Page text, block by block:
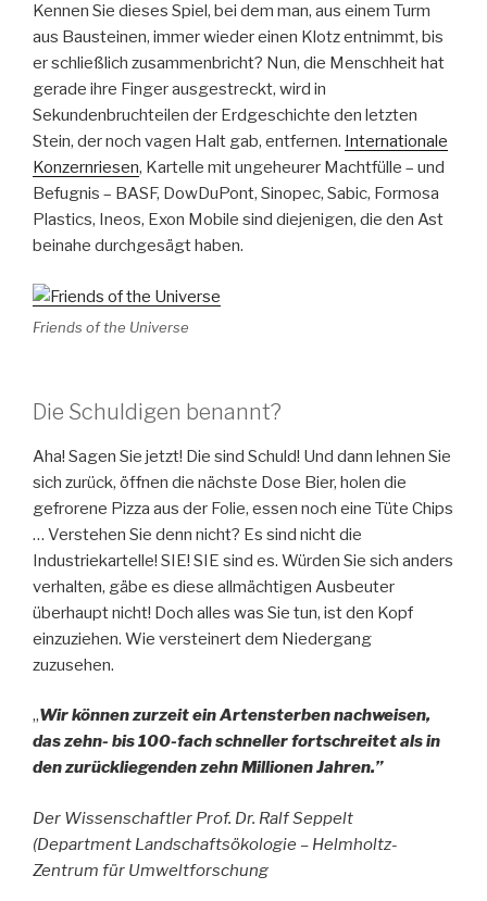
Kennen Sie dieses Spiel, bei dem man, aus einem Turm
aus Bausteinen, immer wieder einen Klotz entnimmt, bis
er schließlich zusammenbricht? Nun, die Menschheit hat
gerade ihre Finger ausgestreckt, wird in
Sekundenbruchteilen der Erdgeschichte den letzten
Stein, der noch vagen Halt gab, entfernen. Internationale
Konzernriesen, Kartelle mit ungeheurer Machtfülle – und
Befugnis – BASF, DowDuPont, Sinopec, Sabic, Formosa
Plastics, Ineos, Exon Mobile sind diejenigen, die den Ast
beinahe durchgesägt haben.
Friends of the Universe
Die Schuldigen benannt?
Aha! Sagen Sie jetzt! Die sind Schuld! Und dann lehnen Sie
sich zurück, öffnen die nächste Dose Bier, holen die
gefrorene Pizza aus der Folie, essen noch eine Tüte Chips
… Verstehen Sie denn nicht? Es sind nicht die
Industriekartelle! SIE! SIE sind es. Würden Sie sich anders
verhalten, gäbe es diese allmächtigen Ausbeuter
überhaupt nicht! Doch alles was Sie tun, ist den Kopf
einzuziehen. Wie versteinert dem Niedergang
zuzusehen.
„Wir können zurzeit ein Artensterben nachweisen,
das zehn- bis 100-fach schneller fortschreitet als in
den zurückliegenden zehn Millionen Jahren.”
Der Wissenschaftler Prof. Dr. Ralf Seppelt
(Department Landschaftsökologie – Helmholtz-
Zentrum für Umweltforschung